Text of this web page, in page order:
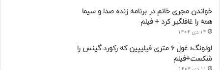
خواندن مجری خانم در برنامه زنده صدا و سیما
همه را غافلگیر کرد + فیلم
14 دی 1404
لولونگ؛ غول ۶ متری فیلیپین که رکورد گینس را
شکست+فیلم